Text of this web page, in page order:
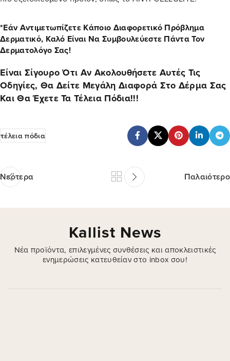
*Εάν Αντιμετωπίζετε Κάποιο Διαφορετικό Πρόβλημα
Δερματικό, Καλό Είναι Να Συμβουλεύεστε Πάντα Τον
Δερματολόγο Σας!
Είναι Σίγουρο Ότι Αν Ακολουθήσετε Αυτές Τις
Οδηγίες, Θα Δείτε Μεγάλη Διαφορά Στο Δέρμα Σας
Και Θα Έχετε Τα Τέλεια Πόδια!!!
τέλεια πόδια
Νεότερα Παλαιότερο
Kallist News
Νέα προϊόντα, επιλεγμένες συνθέσεις και αποκλειστικές
ενημερώσεις κατευθείαν στο inbox σου!